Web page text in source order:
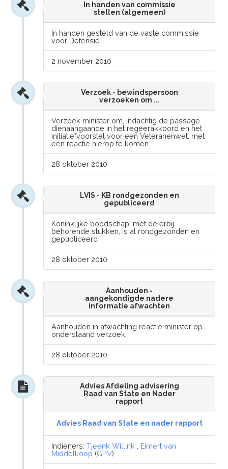
In handen van commissie
stellen (algemeen)
In handen gesteld van de vaste commissie
voor Defensie
2 november 2010
Verzoek - bewindspersoon
verzoeken om ...
Verzoek minister om, indachtig de passage
dienaangaande in het regeerakkoord en het
initiatiefvoorstel voor een Veteranenwet, met
een reactie hierop te komen.
28 oktober 2010
LVIS - KB rondgezonden en
gepubliceerd
Koninklijke boodschap, met de erbij
behorende stukken, is al rondgezonden en
gepubliceerd
28 oktober 2010
Aanhouden -
aangekondigde nadere
informatie afwachten
Aanhouden in afwachting reactie minister op
onderstaand verzoek.
28 oktober 2010
Advies Afdeling advisering
Raad van State en Nader
rapport
Advies Raad van State en nader rapport
Indieners:Tjeenk Willink
Eimert van
Middelkoop (GPV)